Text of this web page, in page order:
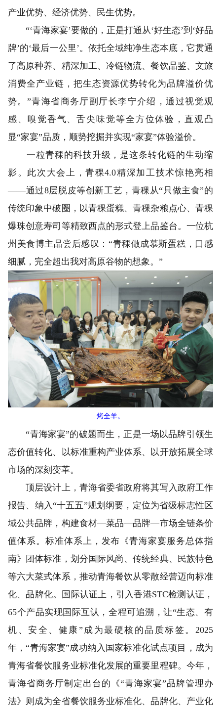
产业优势、经济优势、民生优势。
“‘青海家宴’要做的，正是打通从‘好生态’到‘好品
牌’的‘最后一公里’。依托全域纯净生态本底，它贯通
了高原种养、精深加工、冷链物流、餐饮品鉴、文旅
消费全产业链，把生态资源优势转化为品牌溢价优
势。”青海省商务厅副厅长李宁介绍，通过视觉观
感、嗅觉香气、舌尖味觉等全方位体验，直观凸
显“家宴”品质，顺势挖掘并实现“家宴”体验溢价。
一粒青稞的科技升级，是这条转化链的生动缩
影。此次大会上，青稞4.0精深加工技术惊艳亮相
——通过8层脱皮等创新工艺，青稞从“只做主食”的
传统印象中破圈，以青稞蛋糕、青稞杂粮点心、青稞
爆珠创意寿司等精致西点的形式登上品鉴台。一位杭
州美食博主品尝后感叹：“青稞做成慕斯蛋糕，口感
细腻，完全超出我对高原谷物的想象。”
烤全羊。
“青海家宴”的破题而生，正是一场以品牌引领生
态价值转化、以标准重构产业体系、以开放拓展全球
市场的深刻变革。
顶层设计上，青海省委省政府将其写入政府工作
报告、纳入“十五五”规划纲要，定位为省级标志性区
域公共品牌，构建食材—菜品—品牌—市场全链条价
值体系。标准体系上，发布《青海家宴服务总体指
南》团体标准，划分国际风尚、传统经典、民族特色
等六大菜式体系，推动青海餐饮从零散经营迈向标准
化、品牌化。国际认证上，引入香港STC检测认证，
65个产品实现国际互认，全程可追溯，让“生态、有
机、安全、健康”成为最硬核的品质标签。2025
年，“青海家宴”成功纳入国家标准化试点项目，成为
青海省餐饮服务业标准化发展的重要里程碑。今年，
青海省商务厅制定出台的《“青海家宴”品牌管理办
法》则成为全省餐饮服务业标准化、品牌化、产业化